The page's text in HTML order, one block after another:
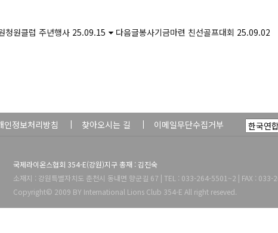
청원클럽 주년행사 25.09.15 다음글봉사기금마련 친선골프대회 25.09.02
인정보처리방침 찾아오시는 길 이메일무단수집거부
국제라이온스협회 354-E(강원)지구 총재 : 김진숙
소재지 : 강원특별자치도 춘천시 동내면 향군길 67 | TEL : 033-264-5501~2 | FAX : 033-
Copyright© 2009 BY International Lions Club 354-E All right reseved.